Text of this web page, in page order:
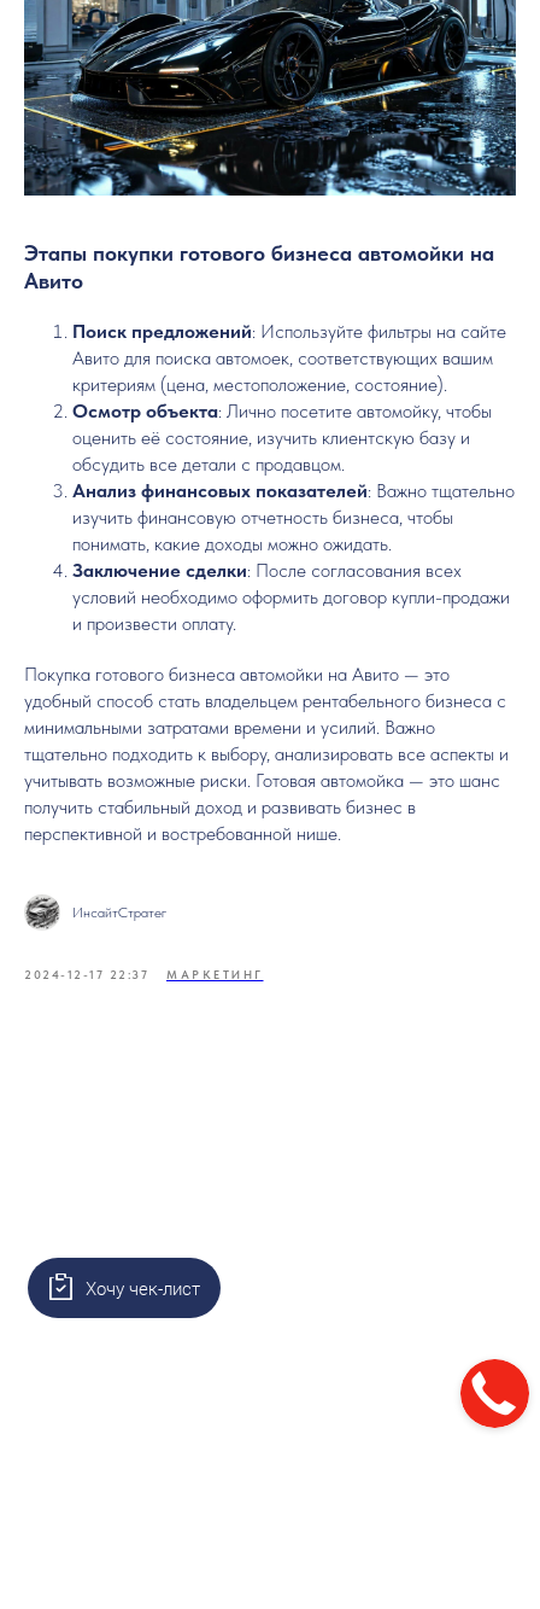
Этапы покупки готового бизнеса автомойки на
Авито
Поиск предложений: Используйте фильтры на сайте
Авито для поиска автомоек, соответствующих вашим
критериям (цена, местоположение, состояние).
Осмотр объекта: Лично посетите автомойку, чтобы
оценить её состояние, изучить клиентскую базу и
обсудить все детали с продавцом.
Анализ финансовых показателей: Важно тщательно
изучить финансовую отчетность бизнеса, чтобы
понимать, какие доходы можно ожидать.
Заключение сделки: После согласования всех
условий необходимо оформить договор купли-продажи
и произвести оплату.
Покупка готового бизнеса автомойки на Авито — это
удобный способ стать владельцем рентабельного бизнеса с
минимальными затратами времени и усилий. Важно
тщательно подходить к выбору, анализировать все аспекты и
учитывать возможные риски. Готовая автомойка — это шанс
получить стабильный доход и развивать бизнес в
перспективной и востребованной нише.
ИнсайтСтратег
2024-12-17 22:37 МАРКЕТИНГ
Хочу чек-лист